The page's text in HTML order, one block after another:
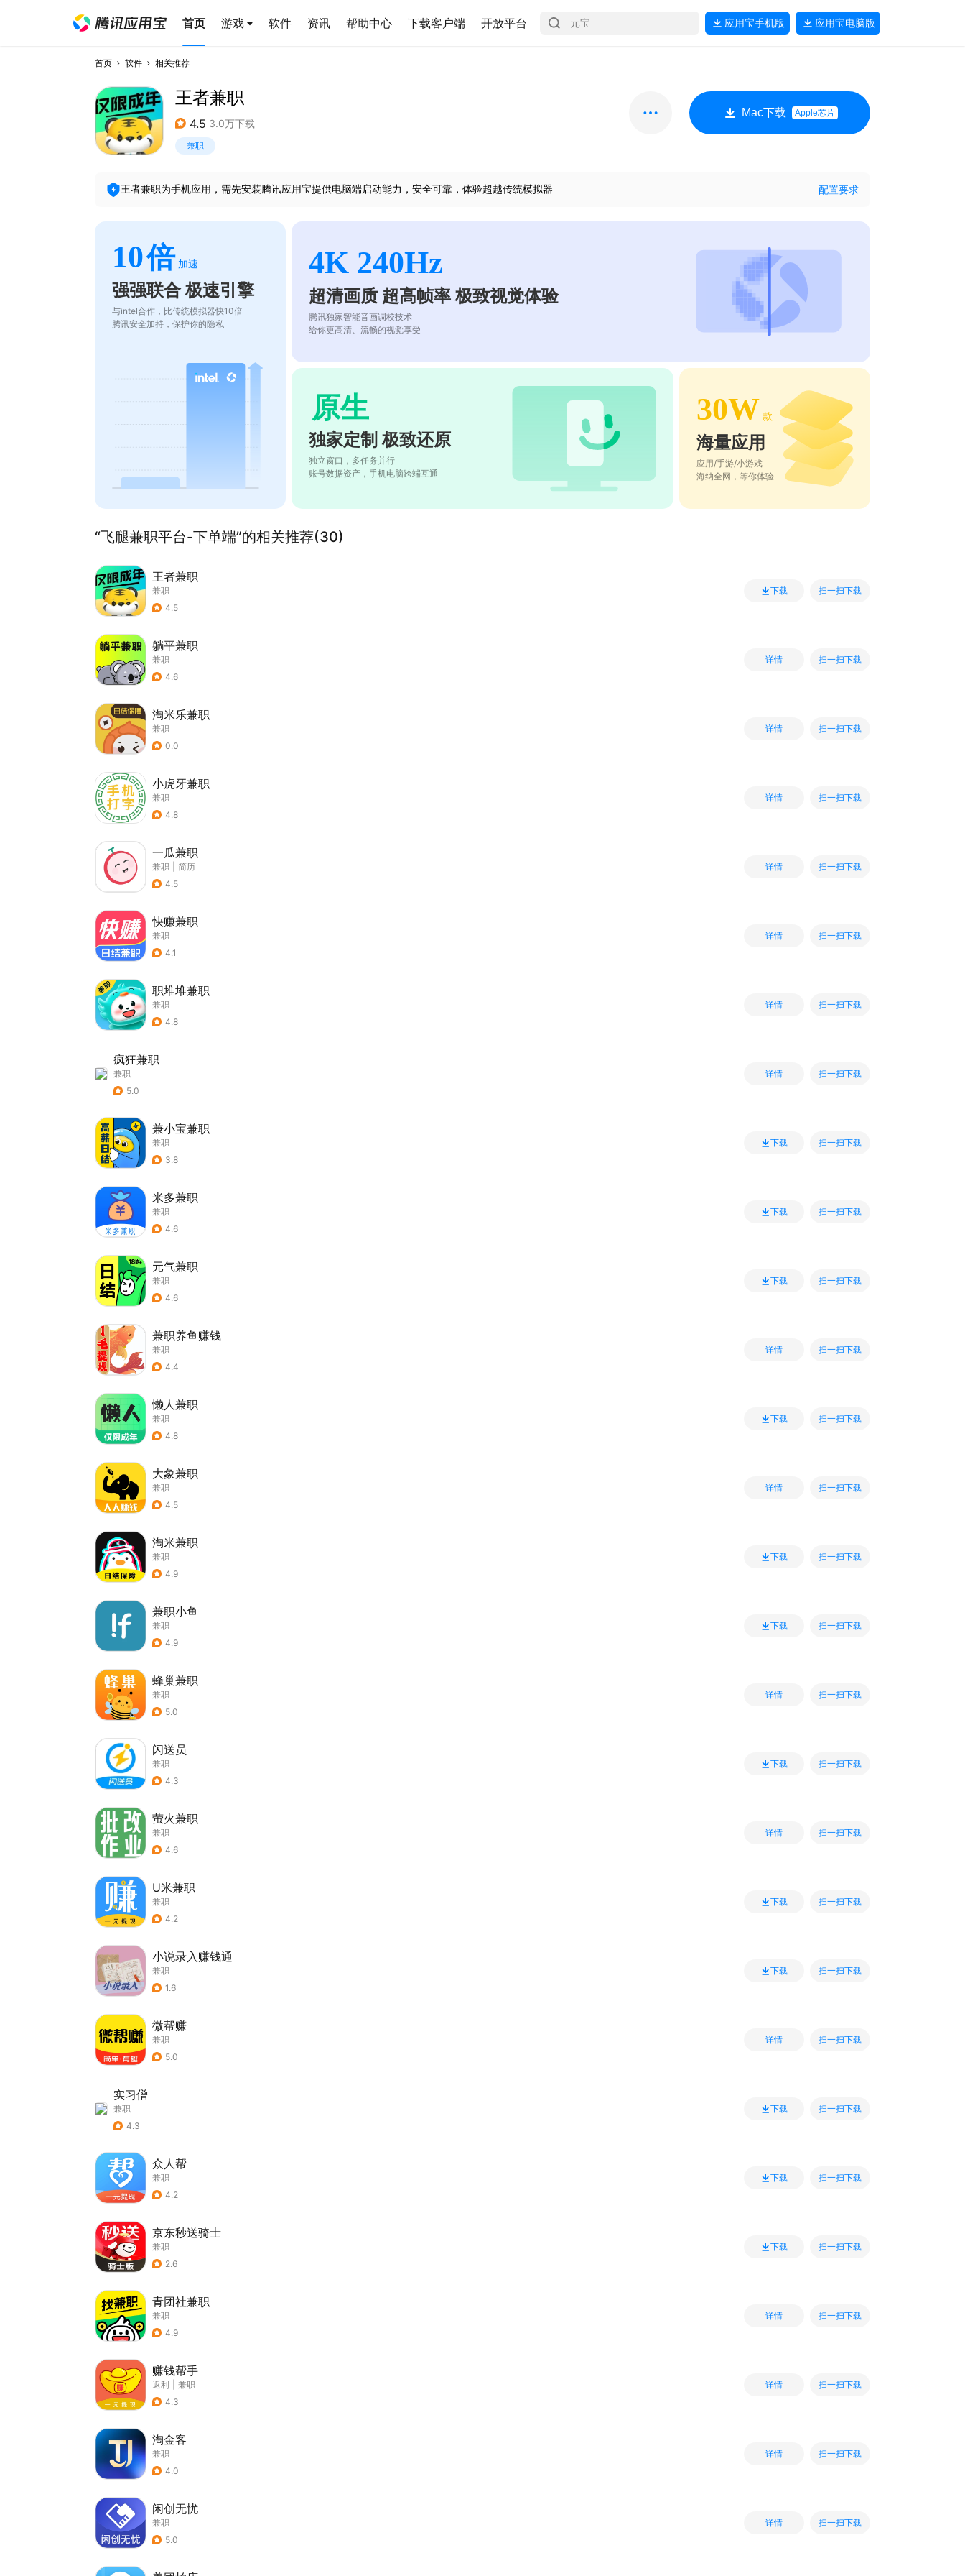
首页 游戏 软件 资讯 帮助中心 下载客户端 开放平台 应用宝手机版 应用宝电脑版
首页 软件 相关推荐
王者兼职
4.5 3.0万下载
兼职
Mac下载 Apple芯片
王者兼职为手机应用，需先安装腾讯应用宝提供电脑端启动能力，安全可靠，体验超越传统模拟器 配置要求
10倍 加速
强强联合 极速引擎
与intel合作，比传统模拟器快10倍
腾讯安全加持，保护你的隐私
4K 240Hz
超清画质 超高帧率 极致视觉体验
腾讯独家智能音画调校技术
给你更高清、流畅的视觉享受
原生
独家定制 极致还原
独立窗口，多任务并行
账号数据资产，手机电脑跨端互通
30W 款
海量应用
应用/手游/小游戏
海纳全网，等你体验
“飞腿兼职平台-下单端”的相关推荐(30)
王者兼职
兼职
4.5
下载 扫一扫下载
躺平兼职
兼职
4.6
详情 扫一扫下载
淘米乐兼职
兼职
0.0
详情 扫一扫下载
小虎牙兼职
兼职
4.8
详情 扫一扫下载
一瓜兼职
兼职
简历
4.5
详情 扫一扫下载
快赚兼职
兼职
4.1
详情 扫一扫下载
职堆堆兼职
兼职
4.8
详情 扫一扫下载
疯狂兼职
兼职
5.0
详情 扫一扫下载
兼小宝兼职
兼职
3.8
下载 扫一扫下载
米多兼职
兼职
4.6
下载 扫一扫下载
元气兼职
兼职
4.6
下载 扫一扫下载
兼职养鱼赚钱
兼职
4.4
详情 扫一扫下载
懒人兼职
兼职
4.8
下载 扫一扫下载
大象兼职
兼职
4.5
详情 扫一扫下载
淘米兼职
兼职
4.9
下载 扫一扫下载
兼职小鱼
兼职
4.9
下载 扫一扫下载
蜂巢兼职
兼职
5.0
详情 扫一扫下载
闪送员
兼职
4.3
下载 扫一扫下载
萤火兼职
兼职
4.6
详情 扫一扫下载
U米兼职
兼职
4.2
下载 扫一扫下载
小说录入赚钱通
兼职
1.6
下载 扫一扫下载
微帮赚
兼职
5.0
详情 扫一扫下载
实习僧
兼职
4.3
下载 扫一扫下载
众人帮
兼职
4.2
下载 扫一扫下载
京东秒送骑士
兼职
2.6
下载 扫一扫下载
青团社兼职
兼职
4.9
详情 扫一扫下载
赚钱帮手
返利
兼职
4.3
详情 扫一扫下载
淘金客
兼职
4.0
详情 扫一扫下载
闲创无忧
兼职
5.0
详情 扫一扫下载